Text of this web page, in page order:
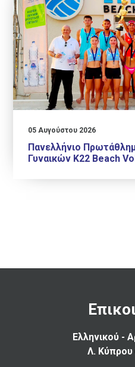
05 Αυγούστου 2026
Πανελλήνιο
Γυναικών Κ22 Beach
Ελληνικού -
Λ. Κύπρου